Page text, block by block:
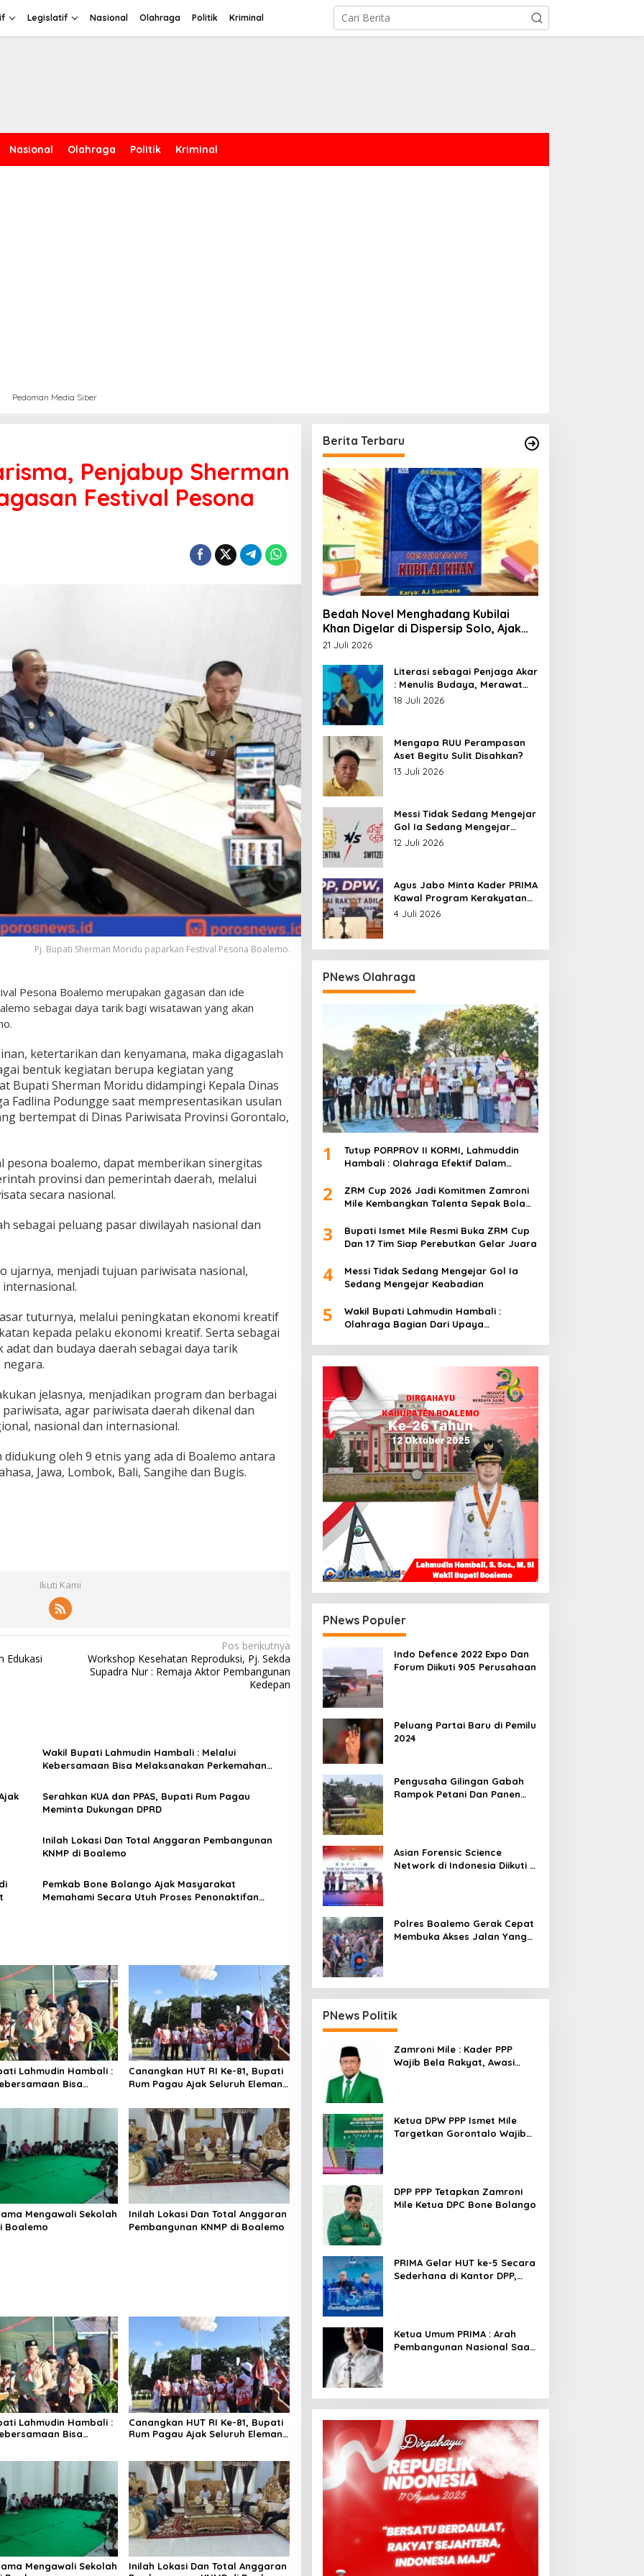
Legislatif Nasional Olahraga Politik Kriminal
Nasional Olahraga Politik Kriminal
Pedoman Media Siber
Penjabup Sherman
Festival Pesona
Pj. Bupati Sherman Moridu paparkan Festival Pesona Boalemo.
Pesona Boalemo merupakan gagasan dan ide
sebagai daya tarik bagi wisatawan yang akan
ketertarikan dan kenyamana, maka digagaslah
bentuk kegiatan berupa kegiatan yang
Bupati Sherman Moridu didampingi Kepala Dinas
Fadlina Podungge saat mempresentasikan usulan
bertempat di Dinas Pariwisata Provinsi Gorontalo,
pesona boalemo, dapat memberikan sinergitas
provinsi dan pemerintah daerah, melalui
secara nasional.
sebagai peluang pasar diwilayah nasional dan
ujarnya, menjadi tujuan pariwisata nasional,
tuturnya, melalui peningkatan ekonomi kreatif
kepada pelaku ekonomi kreatif. Serta sebagai
dan budaya daerah sebagai daya tarik
jelasnya, menjadikan program dan berbagai
agar pariwisata daerah dikenal dan
nasional dan internasional.
oleh 9 etnis yang ada di Boalemo antara
Jawa, Lombok, Bali, Sangihe dan Bugis.
Ikuti Kami
Edukasi
Pos berikutnya
Workshop Kesehatan Reproduksi, Pj. Sekda
Supadra Nur : Remaja Aktor Pembangunan
Kedepan
Wakil Bupati Lahmudin Hambali : Melalui
Kebersamaan Bisa Melaksanakan Perkemahan
Serahkan KUA dan PPAS, Bupati Rum Pagau
Meminta Dukungan DPRD
Inilah Lokasi Dan Total Anggaran Pembangunan
KNMP di Boalemo
Pemkab Bone Bolango Ajak Masyarakat
Memahami Secara Utuh Proses Penonaktifan
Lahmudin Hambali :
Bisa
Canangkan HUT RI Ke-81, Bupati
Rum Pagau Ajak Seluruh Eleman
Mengawali Sekolah
Boalemo
Inilah Lokasi Dan Total Anggaran
Pembangunan KNMP di Boalemo
Lahmudin Hambali :
Bisa
Canangkan HUT RI Ke-81, Bupati
Rum Pagau Ajak Seluruh Eleman
Mengawali Sekolah
Inilah Lokasi Dan Total Anggaran
Berita Terbaru
Bedah Novel Menghadang Kubilai
Khan Digelar di Dispersip Solo, Ajak
Publik Menyelami Heroisme Leluhur
21 Juli 2026
Literasi sebagai Penjaga Akar
: Menulis Budaya, Merawat
Identitas
18 Juli 2026
Mengapa RUU Perampasan
Aset Begitu Sulit Disahkan?
13 Juli 2026
Messi Tidak Sedang Mengejar
Gol Ia Sedang Mengejar
Keabadian
12 Juli 2026
Agus Jabo Minta Kader PRIMA
Kawal Program Kerakyatan
Pemerintahan Prabowo
4 Juli 2026
PNews Olahraga
1
Tutup PORPROV II KORMI, Lahmuddin
Hambali : Olahraga Efektif Dalam
2
ZRM Cup 2026 Jadi Komitmen Zamroni
Mile Kembangkan Talenta Sepak Bola
3
Bupati Ismet Mile Resmi Buka ZRM Cup
Dan 17 Tim Siap Perebutkan Gelar Juara
4
Messi Tidak Sedang Mengejar Gol Ia
Sedang Mengejar Keabadian
5
Wakil Bupati Lahmudin Hambali :
Olahraga Bagian Dari Upaya
PNews Populer
Indo Defence 2022 Expo Dan
Forum Diikuti 905 Perusahaan
Peluang Partai Baru di Pemilu
2024
Pengusaha Gilingan Gabah
Rampok Petani Dan Panen
Asian Forensic Science
Network di Indonesia Diikuti 17
Polres Boalemo Gerak Cepat
Membuka Akses Jalan Yang
PNews Politik
Zamroni Mile : Kader PPP
Wajib Bela Rakyat, Awasi
Ketua DPW PPP Ismet Mile
Targetkan Gorontalo Wajib
DPP PPP Tetapkan Zamroni
Mile Ketua DPC Bone Bolango
PRIMA Gelar HUT ke-5 Secara
Sederhana di Kantor DPP,
Ketua Umum PRIMA : Arah
Pembangunan Nasional Saat